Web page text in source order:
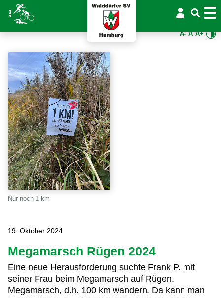
A- A A+
Nur noch 1 km
19. Oktober 2024
Megamarsch Rügen 2024
Eine neue Herausforderung suchte Frank P. mit
seiner Frau beim Megamarsch auf Rügen.
Megamarsch, d.h. 100 km wandern. Da kann man